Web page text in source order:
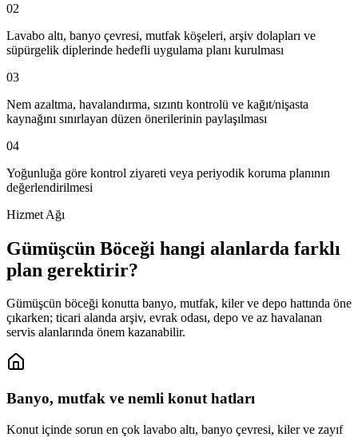
02
Lavabo altı, banyo çevresi, mutfak köşeleri, arşiv dolapları ve
süpürgelik diplerinde hedefli uygulama planı kurulması
03
Nem azaltma, havalandırma, sızıntı kontrolü ve kağıt/nişasta
kaynağını sınırlayan düzen önerilerinin paylaşılması
04
Yoğunluğa göre kontrol ziyareti veya periyodik koruma planının
değerlendirilmesi
Hizmet Ağı
Gümüşcün Böceği hangi alanlarda farklı
plan gerektirir?
Gümüşcün böceği konutta banyo, mutfak, kiler ve depo hattında öne
çıkarken; ticari alanda arşiv, evrak odası, depo ve az havalanan
servis alanlarında önem kazanabilir.
Banyo, mutfak ve nemli konut hatları
Konut içinde sorun en çok lavabo altı, banyo çevresi, kiler ve zayıf